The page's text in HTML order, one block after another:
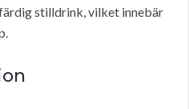
stilldrink, vilket innebär